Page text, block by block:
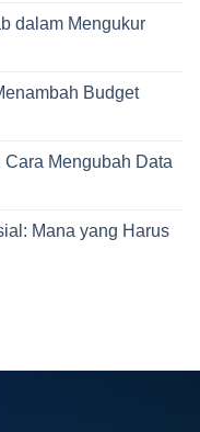
dalam Mengukur
Budget
Mengubah Data
Mana yang Harus